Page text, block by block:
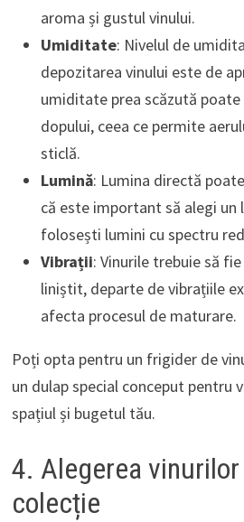
aroma și gustul vinului.
Umiditate: Nivelul de
depozitarea vinului este de
umiditate prea scăzută poate
dopului, ceea ce permite
sticlă.
Lumină: Lumina directă
că este important să alegi un
folosești lumini cu spectru
Vibrații: Vinurile trebuie să
liniștit, departe de vibrațiile
afecta procesul de maturare.
Poți opta pentru un frigider de
un dulap special conceput pentru
spațiul și bugetul tău.
4. Alegerea
colecție